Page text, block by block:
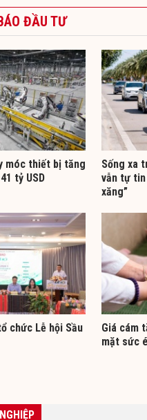
ĐẦU TƯ
móc thiết bị tăng
tỷ USD
Sống xa
vẫn tự tin
xăng”
chức Lễ hội Sầu
Giá cám
mặt sức